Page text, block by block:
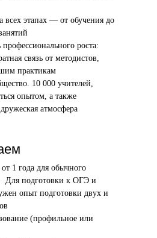
всех этапах — от обучения до
роста:
связь от методистов,
практикам
10 000 учителей,
опытом, а также
атмосфера
1 года для обычного
Для подготовки к ОГЭ и
опыт подготовки двух и
(профильное или
предметы
на 4 вопроса